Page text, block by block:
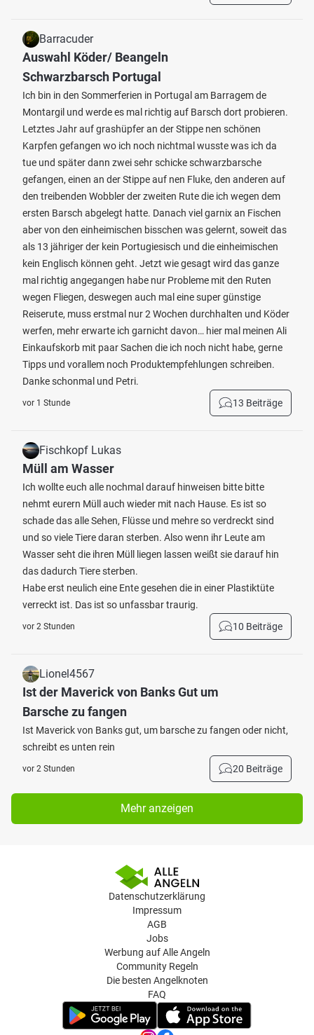
Barracuder
Auswahl Köder/ Beangeln
Schwarzbarsch Portugal
Ich bin in den Sommerferien in Portugal am Barragem de
Montargil und werde es mal richtig auf Barsch dort probieren.
Letztes Jahr auf grashüpfer an der Stippe nen schönen
Karpfen gefangen wo ich noch nichtmal wusste was ich da
tue und später dann zwei sehr schicke schwarzbarsche
gefangen, einen an der Stippe auf nen Fluke, den anderen auf
den treibenden Wobbler der zweiten Rute die ich wegen dem
ersten Barsch abgelegt hatte. Danach viel garnix an Fischen
aber von den einheimischen bisschen was gelernt, soweit das
als 13 jähriger der kein Portugiesisch und die einheimischen
kein Englisch können geht. Jetzt wie gesagt wird das ganze
mal richtig angegangen habe nur Probleme mit den Ruten
wegen Fliegen, deswegen auch mal eine super günstige
Reiserute, muss erstmal nur 2 Wochen durchhalten und Köder
werfen, mehr erwarte ich garnicht davon… hier mal meinen Ali
Einkaufskorb mit paar Sachen die ich noch nicht habe, gerne
Tipps und vorallem noch Produktempfehlungen schreiben.
Danke schonmal und Petri.
vor 1 Stunde 13 Beiträge
Fischkopf Lukas
Müll am Wasser
Ich wollte euch alle nochmal darauf hinweisen bitte bitte
nehmt eurern Müll auch wieder mit nach Hause. Es ist so
schade das alle Sehen, Flüsse und mehre so verdreckt sind
und so viele Tiere daran sterben. Also wenn ihr Leute am
Wasser seht die ihren Müll liegen lassen weißt sie darauf hin
das dadurch Tiere sterben.
Habe erst neulich eine Ente gesehen die in einer Plastiktüte
verreckt ist. Das ist so unfassbar traurig.
vor 2 Stunden 10 Beiträge
Lionel4567
Ist der Maverick von Banks Gut um
Barsche zu fangen
Ist Maverick von Banks gut, um barsche zu fangen oder nicht,
schreibt es unten rein
vor 2 Stunden 20 Beiträge
Mehr anzeigen
Datenschutzerklärung
Impressum
AGB
Jobs
Werbung auf Alle Angeln
Community Regeln
Die besten Angelknoten
FAQ